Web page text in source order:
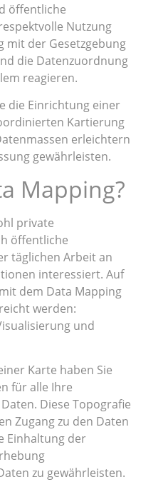
öffentliche
Nutzung
mit der Gesetzgebung
die Datenzuordnung
reagieren.
die Einrichtung einer
Kartierung
erleichtern
gewährleisten.
Mapping?
private
öffentliche
täglichen Arbeit an
interessiert. Auf
dem Data Mapping
werden:
und
Karte haben Sie
für alle Ihre
Diese Topografie
Zugang zu den Daten
Einhaltung der
zu gewährleisten.